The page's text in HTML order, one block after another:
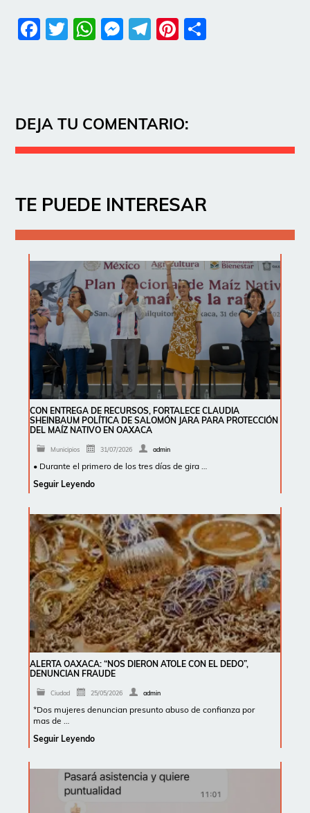
Facebook
Twitter
WhatsApp
Messenger
Telegram
Pinterest
DEJA TU COMENTARIO:
TE PUEDE INTERESAR
CON ENTREGA DE RECURSOS, FORTALECE CLAUDIA
SHEINBAUM POLÍTICA DE SALOMÓN JARA PARA PROTECCIÓN
DEL MAÍZ NATIVO EN OAXACA
Municipios 31/07/2026 admin
• Durante el primero de los tres días de gira …
Seguir Leyendo
ALERTA OAXACA: “NOS DIERON ATOLE CON EL DEDO”,
DENUNCIAN FRAUDE
Ciudad 25/05/2026 admin
*Dos mujeres denuncian presunto abuso de confianza por
mas de …
Seguir Leyendo